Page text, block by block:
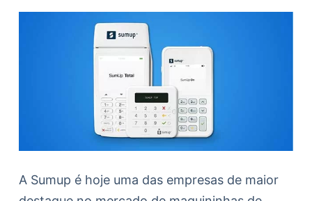
A Sumup é hoje uma das empresas de maior